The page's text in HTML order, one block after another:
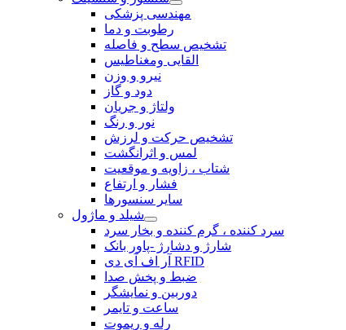
مهندسی پزشکی
رطوبت و دما
تشخیص سطح و فاصله
القایی ومغناطیس
نیرو و وزن
دود و گاز
ولتاژ و جریان
نور و رنگ
تشخیص حرکت و لرزش
لمس و اثرانگشت
شتاب ، زاویه و موقعیت
فشار و ارتفاع
سایر سنسورها
شیلد و ماژول
سرد کننده ، گرم کننده و بخار سرد
شارژ و دشارژ -پاور بانک
آر اف آی دی RFID
ضبط و پخش صدا
دوربین و نمایشگر
ساعت و تایمر
رله و ریموت